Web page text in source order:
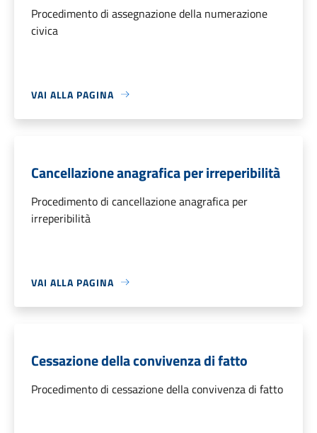
Procedimento di assegnazione della numerazione
civica
VAI ALLA PAGINA
Cancellazione anagrafica per irreperibilità
Procedimento di cancellazione anagrafica per
irreperibilità
VAI ALLA PAGINA
Cessazione della convivenza di fatto
Procedimento di cessazione della convivenza di fatto